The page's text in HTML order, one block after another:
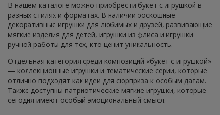
В нашем каталоге можно приобрести букет с игрушкой в
разных стилях и форматах. В наличии роскошные
декоративные игрушки для любимых и друзей, развивающие
мягкие изделия для детей, игрушки из флиса и игрушки
ручной работы для тех, кто ценит уникальность.
Отдельная категория среди композиций «букет с игрушкой»
— коллекционные игрушки и тематические серии, которые
отлично подходят как идеи для сюрприза к особым датам.
Также доступны патриотические мягкие игрушки, которые
сегодня имеют особый эмоциональный смысл.